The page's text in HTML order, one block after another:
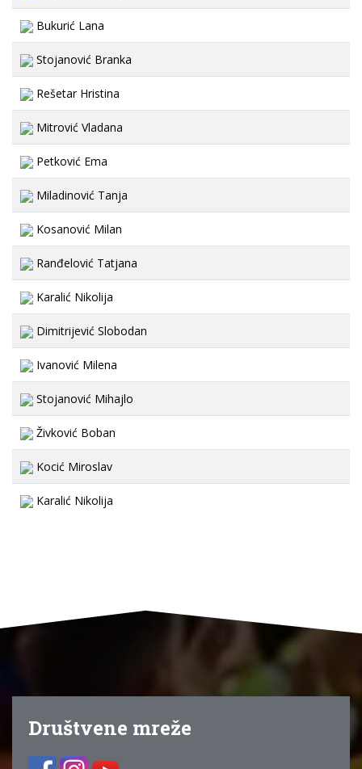
Bukurić Lana
Stojanović Branka
Rešetar Hristina
Mitrović Vladana
Petković Ema
Miladinović Tanja
Kosanović Milan
Ranđelović Tatjana
Karalić Nikolija
Dimitrijević Slobodan
Ivanović Milena
Stojanović Mihajlo
Živković Boban
Kocić Miroslav
Karalić Nikolija
Društvene mreže